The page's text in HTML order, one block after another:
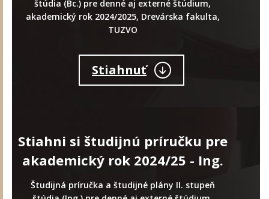
štúdia (Bc.) pre denné aj externé štúdium,
akademický rok 2024/2025, Drevárska fakulta,
TUZVO
Stiahnuť
Stiahni si študijnú príručku pre
akademický rok 2024/25 - Ing.
Študijná príručka a študijné plány II. stupeň